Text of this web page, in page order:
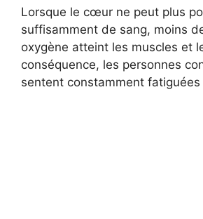
Lorsque le cœur ne peut plus
suffisamment de sang, moins
oxygène atteint les muscles et
conséquence, les personnes
sentent constamment